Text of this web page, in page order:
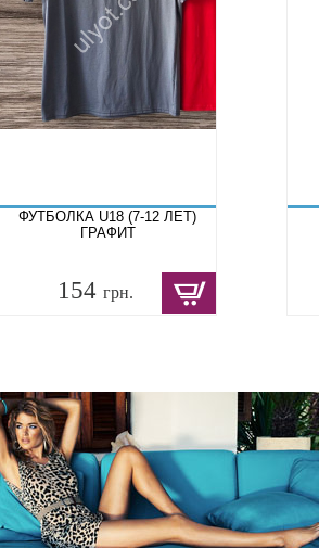
ФУТБОЛКА U18 (7-12 ЛЕТ)
ГРАФИТ
154 грн.